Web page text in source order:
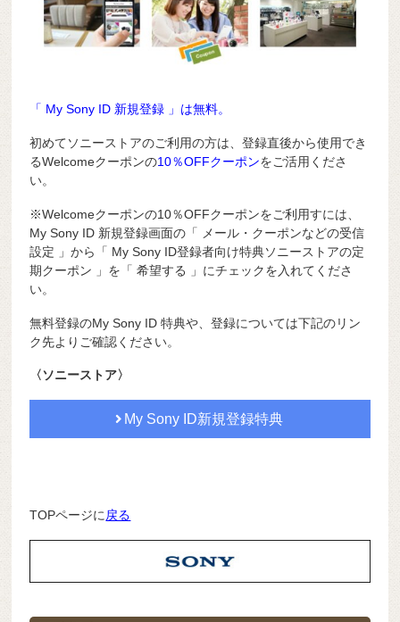
「 My Sony ID 新規登録 」は無料。
初めてソニーストアのご利用の方は、登録直後から使用でき
るWelcomeクーポンの10％OFFクーポンをご活用くださ
い。
※Welcomeクーポンの10％OFFクーポンをご利用すには、
My Sony ID 新規登録画面の「 メール・クーポンなどの受信
設定 」から「 My Sony ID登録者向け特典ソニーストアの定
期クーポン 」を「 希望する 」にチェックを入れてくださ
い。
無料登録のMy Sony ID 特典や、登録については下記のリン
ク先よりご確認ください。
〈ソニーストア〉
My Sony ID新規登録特典
TOPページに 戻る